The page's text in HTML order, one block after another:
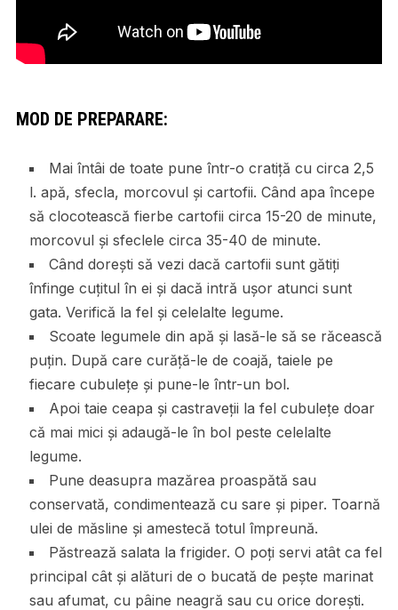
MOD DE PREPARARE:
Mai întâi de toate pune într-o cratiță cu circa 2,5
l. apă, sfecla, morcovul și cartofii. Când apa începe
să clocotească fierbe cartofii circa 15-20 de minute,
morcovul și sfeclele circa 35-40 de minute.
Când dorești să vezi dacă cartofii sunt gătiți
înfinge cuțitul în ei și dacă intră ușor atunci sunt
gata. Verifică la fel și celelalte legume.
Scoate legumele din apă și lasă-le să se răcească
puțin. După care curăță-le de coajă, taiele pe
fiecare cubulețe și pune-le într-un bol.
Apoi taie ceapa și castraveții la fel cubulețe doar
că mai mici și adaugă-le în bol peste celelalte
legume.
Pune deasupra mazărea proaspătă sau
conservată, condimentează cu sare și piper. Toarnă
ulei de măsline și amestecă totul împreună.
Păstrează salata la frigider. O poți servi atât ca fel
principal cât și alături de o bucată de pește marinat
sau afumat, cu pâine neagră sau cu orice dorești.